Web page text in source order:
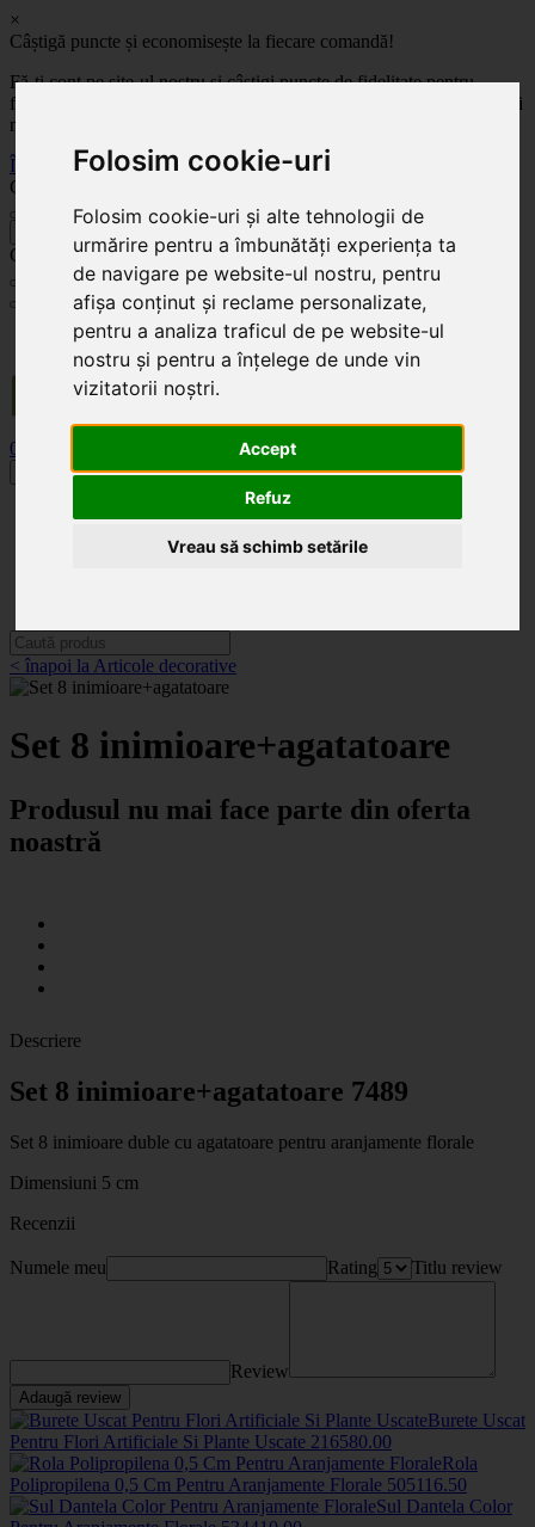
Folosim cookie-uri
Folosim cookie-uri și alte tehnologii de
urmărire pentru a îmbunătăți experiența ta
de navigare pe website-ul nostru, pentru
afișa conținut și reclame personalizate,
pentru a analiza traficul de pe website-ul
nostru și pentru a înțelege de unde vin
vizitatorii noștri.
Accept
Refuz
Vreau să schimb setările
×
Câștigă puncte și economisește la fiecare comandă!
Fă-ți cont pe site-ul nostru și câștigi puncte de fidelitate pentru
fiecare comandă! Cu cât comanzi mai mult, cu atât economisești mai
mult!
Înregistrează-te acum
Celoplast
Celoplast
Transportul este GRATUIT pentru comenzile mai mari de 350 Lei. Comanda minimă în
valoare de 100 Lei. Expediere în 1 - 2 zile lucrătoare.
0
Toggle navigation
Acasă
< înapoi la Articole decorative
Set 8 inimioare+agatatoare
Produsul nu mai face parte din oferta
noastră
Descriere
Set 8 inimioare+agatatoare 7489
Set 8 inimioare duble cu agatatoare pentru aranjamente florale
Dimensiuni 5 cm
Recenzii
Numele meu Rating Titlu review
Review
Adaugă review
Burete Uscat
Pentru Flori Artificiale Si Plante Uscate 216580.00
Rola
Polipropilena 0,5 Cm Pentru Aranjamente Florale 50511 6.50
Sul Dantela Color